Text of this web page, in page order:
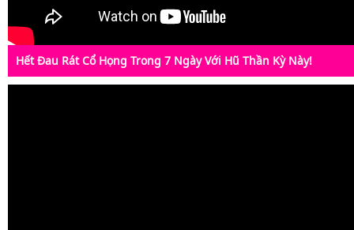
Hết Đau Rát Cổ Họng Trong 7 Ngày Với Hũ Thần Kỳ Này!